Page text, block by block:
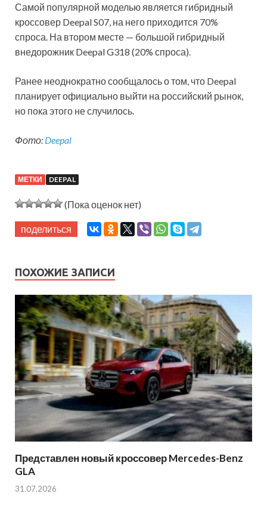
Самой популярной моделью является гибридный
кроссовер Deepal S07, на него приходится 70%
спроса. На втором месте — большой гибридный
внедорожник Deepal G318 (20% спроса).
Ранее неоднократно сообщалось о том, что Deepal
планирует официально выйти на российский рынок,
но пока этого не случилось.
Фото: Deepal
МЕТКИ DEEPAL
(Пока оценок нет)
поделиться
ПОХОЖИЕ ЗАПИСИ
Представлен новый кроссовер Mercedes-Benz
GLA
31.07.2026